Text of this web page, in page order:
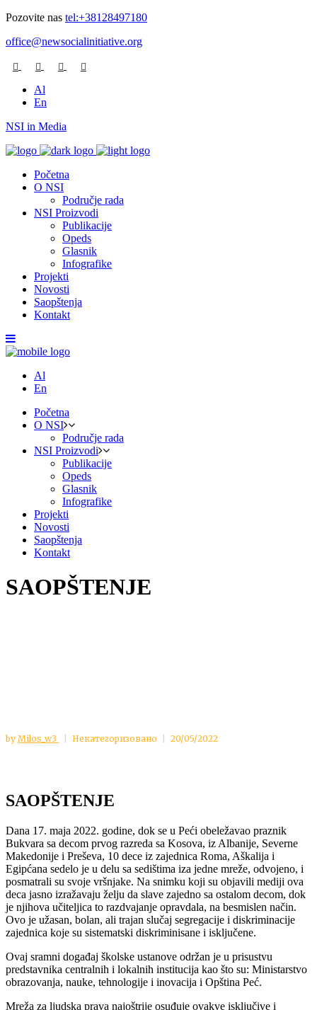
Pozovite nas tel:+38128497180
office@newsocialinitiative.org
Al
En
NSI in Media
Početna
O NSI
Područje rada
NSI Proizvodi
Publikacije
Opeds
Glasnik
Infografike
Projekti
Novosti
Saopštenja
Kontakt
Al
En
Početna
O NSI
Područje rada
NSI Proizvodi
Publikacije
Opeds
Glasnik
Infografike
Projekti
Novosti
Saopštenja
Kontakt
SAOPŠTENJE
by Milos_w3 Некатегоризовано 20/05/2022
SAOPŠTENJE
Dana 17. maja 2022. godine, dok se u Peći obeležavao praznik
Bukvara sa decom prvog razreda sa Kosova, iz Albanije, Severne
Makedonije i Preševa, 10 dece iz zajednica Roma, Aškalija i
Egipćana sedelo je u delu sa sedištima iza jedne mreže, odvojeno, i
posmatrali su svoje vršnjake. Na snimku koji su objavili mediji ova
deca jasno izražavaju želju da slave zajedno sa ostalom decom, dok
je njihova učiteljica to razdvajanje opravdala, na besmislen način.
Ovo je užasan, bolan, ali trajan slučaj segregacije i diskriminacije
zajednica koje su sistematski diskriminisane i isključene.
Ovaj sramni događaj školske ustanove održan je u prisustvu
predstavnika centralnih i lokalnih institucija kao što su: Ministarstvo
obrazovanja, nauke, tehnologije i inovacija i Opština Peć.
Mreža za ljudska prava najoštrije osuđuje ovakve isključive i